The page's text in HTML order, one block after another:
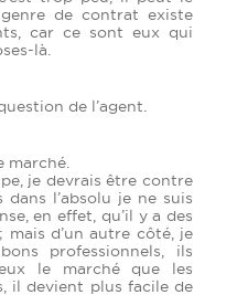
de contrat existe
car ce sont eux qui
là.
de l’agent.
marché.
je devrais être contre
dans l’absolu je ne suis
en effet, qu’il y a des
mais d’un autre côté, je
professionnels, ils
le marché que les
il devient plus facile de